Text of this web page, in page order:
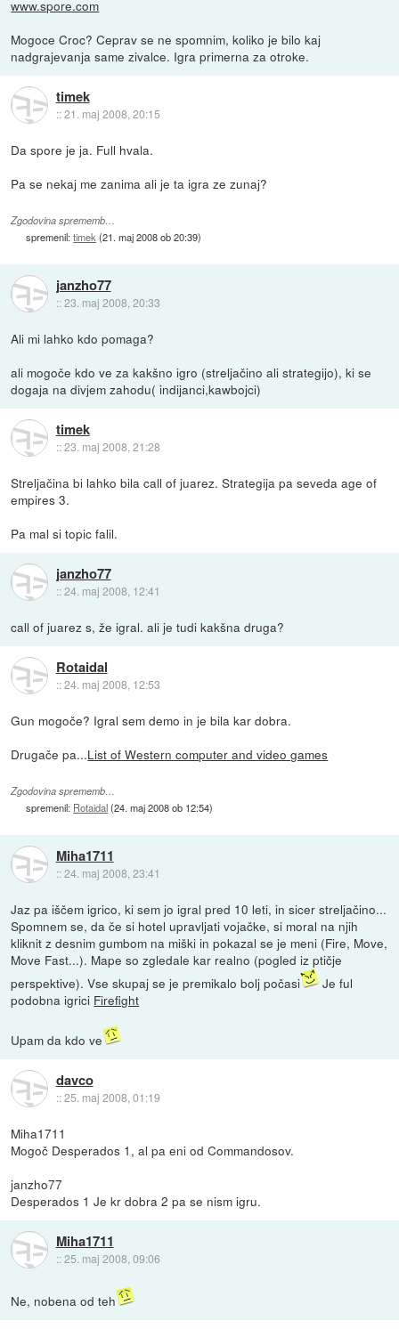
www.spore.com
Mogoce Croc? Ceprav se ne spomnim, koliko je bilo kaj
nadgrajevanja same zivalce. Igra primerna za otroke.
timek
::21. maj 2008, 20:15
Da spore je ja. Full hvala.
Pa se nekaj me zanima ali je ta igra ze zunaj?
Zgodovina sprememb…
spremenil:timek (21. maj 2008 ob 20:39)
janzho77
::23. maj 2008, 20:33
Ali mi lahko kdo pomaga?
ali mogoče kdo ve za kakšno igro (streljačino ali strategijo), ki se
dogaja na divjem zahodu( indijanci,kawbojci)
timek
::23. maj 2008, 21:28
Streljačina bi lahko bila call of juarez. Strategija pa seveda age of
empires 3.
Pa mal si topic falil.
janzho77
::24. maj 2008, 12:41
call of juarez s, že igral. ali je tudi kakšna druga?
Rotaidal
::24. maj 2008, 12:53
Gun mogoče? Igral sem demo in je bila kar dobra.
Drugače pa...List of Western computer and video games
Zgodovina sprememb…
spremenil: Rotaidal(24. maj 2008 ob 12:54)
Miha1711
::24. maj 2008, 23:41
Jaz pa iščem igrico, ki sem jo igral pred 10 leti, in sicer streljačino...
Spomnem se, da če si hotel upravljati vojačke, si moral na njih
kliknit z desnim gumbom na miški in pokazal se je meni (Fire, Move,
Move Fast...). Mape so zgledale kar realno (pogled iz ptičje
perspektive). Vse skupaj se je premikalo bolj počasi
Je ful
podobna igrici Firefight
Upam da kdo ve
davco
::25. maj 2008, 01:19
Miha1711
Mogoč Desperados 1, al pa eni od Commandosov.
janzho77
Desperados 1 Je kr dobra 2 pa se nism igru.
Miha1711
::25. maj 2008, 09:06
Ne, nobena od teh